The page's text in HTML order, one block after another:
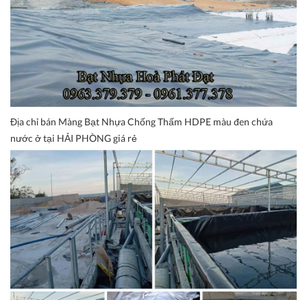
Địa chỉ bán Màng Bạt Nhựa Chống Thấm HDPE màu đen chứa
nước ở tại HẢI PHÒNG giá rẻ